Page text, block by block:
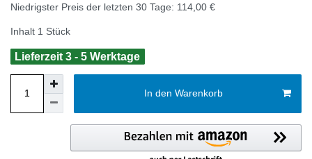
Niedrigster Preis der letzten 30 Tage: 114,00 €
Inhalt 1 Stück
Lieferzeit 3 - 5 Werktage
In den Warenkorb